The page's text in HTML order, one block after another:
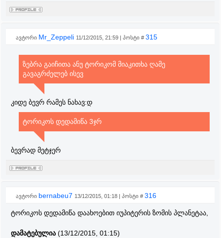
ავტორი Mr_Zeppeli 11/12/2015, 21:59 | პოსტი # 315
ზებრა გაიჩითა ანუ ტორიკომ მიაკითხა ღამე
გავაგრძელებ ისევ
კიდე ბევრ რამეს ნახავ:დ
ტორიკოს დედამიწა 3ჯრ
ბევრად მეტჯერ
ავტორი bernabeu7 13/12/2015, 01:18 | პოსტი # 316
ტორიკოს დედამიწა დაახოებით იუპიტერის ზომის პლანეტაა,
დამატებულია (13/12/2015, 01:15)